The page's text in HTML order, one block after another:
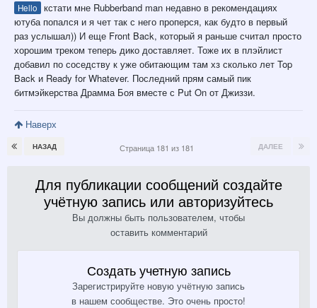
Hello
кстати мне Rubberband man недавно в рекомендациях
ютуба попался и я чет так с него проперся, как будто в первый
раз услышал)) И еще Front Back, который я раньше считал просто
хорошим треком теперь дико доставляет. Тоже их в плэйлист
добавил по соседству к уже обитающим там хз сколько лет Top
Back и Ready for Whatever. Последний прям самый пик
битмэйкерства Драмма Боя вместе с Put On от Джиззи.
Наверх
НАЗАД ДАЛЕЕ
Страница 181 из 181
Для публикации сообщений создайте
учётную запись или авторизуйтесь
Вы должны быть пользователем, чтобы
оставить комментарий
Создать учетную запись
Зарегистрируйте новую учётную запись
в нашем сообществе. Это очень просто!